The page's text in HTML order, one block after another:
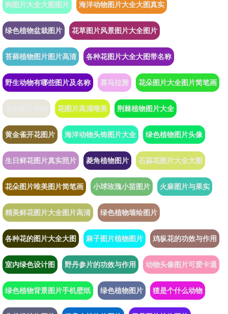
狗图片大全大图图片 海洋动物图片大全大图真实
绿色植物盆栽图片 花草图片风景图片大全图片
苔藓植物图片图片高清 各种花图片大全大图带名称
野生动物有哪些图片及名称 喜马拉雅 花朵图片大全图片简笔画
花图片高清唯美 荆棘植物图片大全
黄金雀开花图片 海洋动物头饰图片大全 绿色植物图片头像
生日鲜花图片真实照片 菱角植物图片 石蒜花图片大全大图
花朵图片唯美图片简笔画 小球玫瑰小苗图片 火麻图片与果实
精美鲜花图片大全图片高清 绿色植物墙绘图片
各种花的图片大全大图 麻子图片植物图片 鸡枞花的功效与作用
室内绿色设计图 野丹参片的功效与作用 动物头像图片可爱卡通
绿色植物背景图片手机壁纸 绿色植物图片 猹是个什么动物